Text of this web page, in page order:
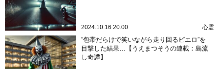
2024.10.16 20:00 心霊
“包帯だらけで笑いながら走り回るピエロ”を
目撃した結果…【うえまつそうの連載：島流
し奇譚】